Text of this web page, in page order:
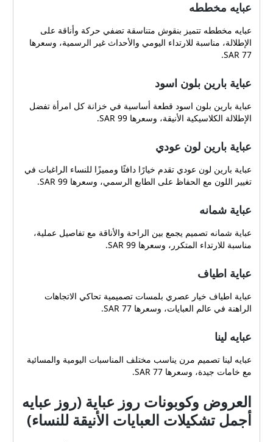
عبايه مخططه
عبايه مخططه تتميز بنقوش متناسقة تضفي حركة وأناقة على
الإطلالة، مناسبة للارتداء اليومي والأحداث غير الرسمية، وسعرها
77 SAR.
عباية بارين بلون اسود
عباية بارين بلون اسود قطعة أساسية في خزانة كل امرأة تفضل
الإطلالة الكلاسيكية الأنيقة، وسعرها 99 SAR.
عباية بارين لون عودي
عباية بارين لون عودي تقدم خيارًا دافئًا ومميزًا للنساء الراغبات في
تغيير اللون مع الحفاظ على الطابع الرسمي، وسعرها 99 SAR.
عباية شمانه
عباية شمانه تصميم يجمع بين الراحة والأناقة مع تفاصيل عملية،
مناسبة للارتداء المتكرر، وسعرها 99 SAR.
عباية اطياف
عباية اطياف خيار عصري بلمسات تصميمية تحاكي الاتجاهات
الراهنة في عالم العبايات، وسعرها 77 SAR.
عبايه لينا
عبايه لينا تصميم مرن يناسب مختلف المناسبات اليومية والمسائية
مع خامات جيدة، وسعرها 77 SAR.
العروض وكوبونات روز عباية (روز عبايه
أجمل تشكيلات العبايات الأنيقة للنساء)